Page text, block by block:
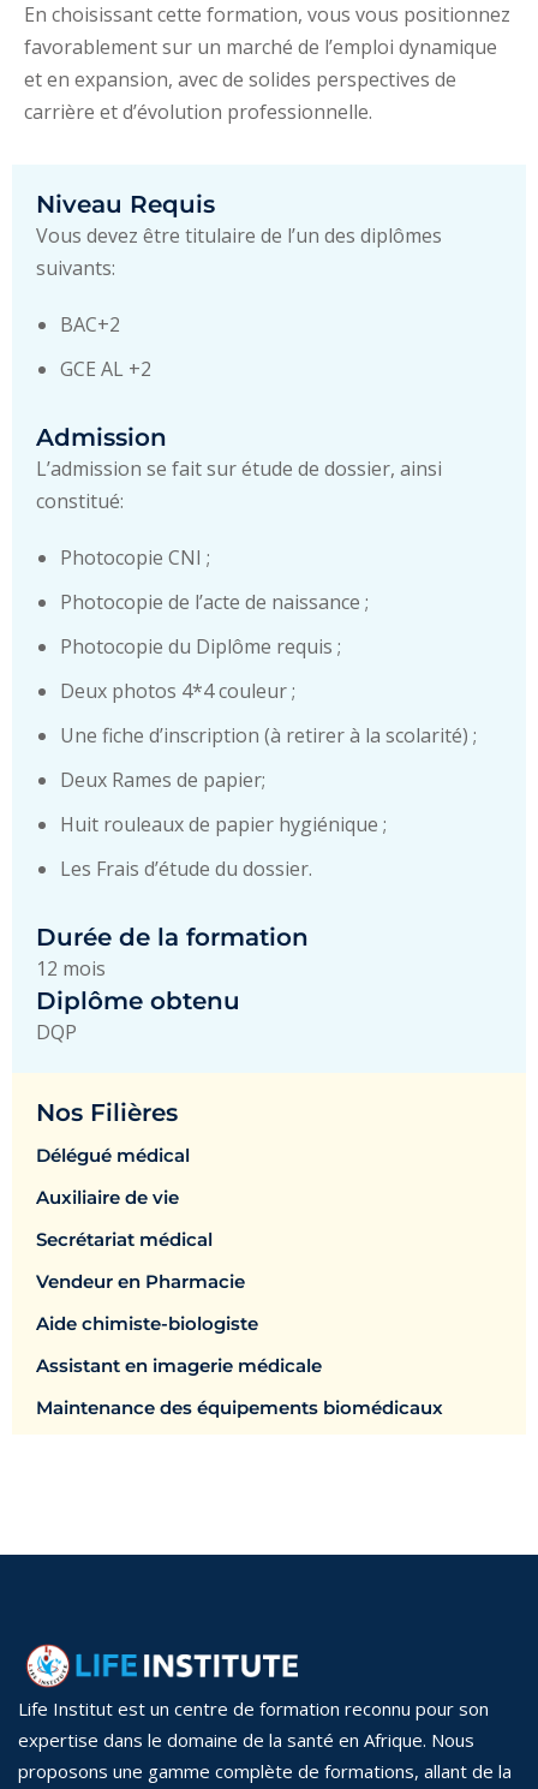
En choisissant cette formation, vous vous positionnez
favorablement sur un marché de l’emploi dynamique
et en expansion, avec de solides perspectives de
carrière et d’évolution professionnelle.
Niveau Requis
Vous devez être titulaire de l’un des diplômes
suivants:
BAC+2
GCE AL +2
Admission
L’admission se fait sur étude de dossier, ainsi
constitué:
Photocopie CNI ;
Photocopie de l’acte de naissance ;
Photocopie du Diplôme requis ;
Deux photos 4*4 couleur ;
Une fiche d’inscription (à retirer à la scolarité) ;
Deux Rames de papier;
Huit rouleaux de papier hygiénique ;
Les Frais d’étude du dossier.
Durée de la formation
12 mois
Diplôme obtenu
DQP
Nos Filières
Délégué médical
Auxiliaire de vie
Secrétariat médical
Vendeur en Pharmacie
Aide chimiste-biologiste
Assistant en imagerie médicale
Maintenance des équipements biomédicaux
Life Institut est un centre de formation reconnu pour son
expertise dans le domaine de la santé en Afrique. Nous
proposons une gamme complète de formations, allant de la